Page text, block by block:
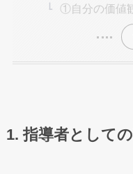
①自分の価値
1. 指導者として